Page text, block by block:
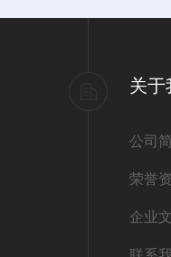
关于
公司
荣誉
企业